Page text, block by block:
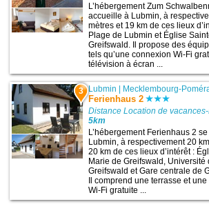
L’hébergement Zum
accueille à Lubmin, à
mètres et 19 km de ces lieux
Plage de Lubmin et Église
Greifswald. Il propose des
tels qu’une connexion Wi-Fi
télévision à écran ...
3 Lubmin Mecklembourg-
Ferienhaus 2
Distance Location de
5km
L’hébergement Ferienhaus 2
Lubmin, à respectivement 20
20 km de ces lieux d’intérêt :
Marie de Greifswald, Université
Greifswald et Gare centrale de
Il comprend une terrasse et
Wi-Fi gratuite ...